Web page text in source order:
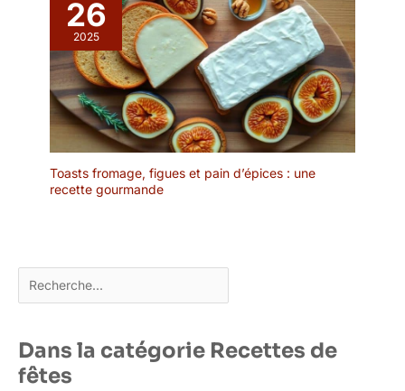
26
2025
Toasts fromage, figues et pain d’épices : une
recette gourmande
Rechercher
Dans la catégorie Recettes de
fêtes